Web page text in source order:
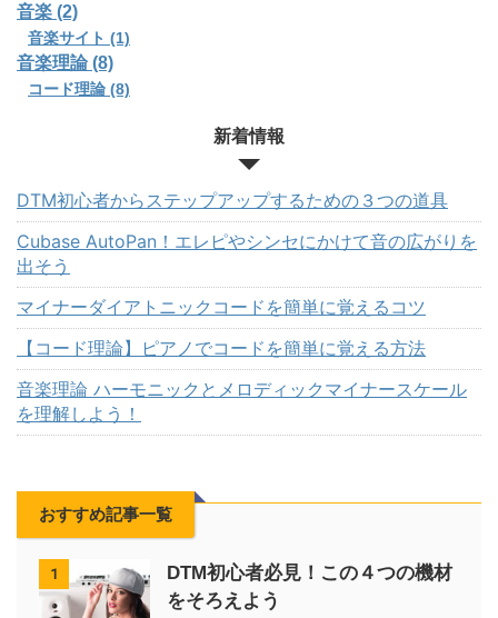
音楽 (2)
音楽サイト (1)
音楽理論 (8)
コード理論 (8)
新着情報
DTM初心者からステップアップするための３つの道具
Cubase AutoPan！エレピやシンセにかけて音の広がりを
出そう
マイナーダイアトニックコードを簡単に覚えるコツ
【コード理論】ピアノでコードを簡単に覚える方法
音楽理論 ハーモニックとメロディックマイナースケール
を理解しよう！
おすすめ記事一覧
1
DTM初心者必見！この４つの機材
をそろえよう